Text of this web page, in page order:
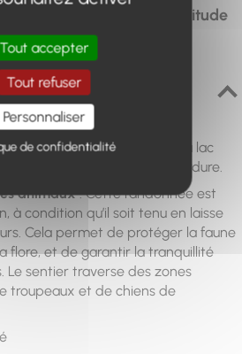
à un magnifique lac d'altitude
verdure.
de la route la plus haute
dans les pâturages jusqu'au lac
niché dans un écrin de verdure.
animaux: Cette randonnée est
à condition qu’il soit tenu en laisse
Cela permet de protéger la faune
flore, et de garantir la tranquillité
Le sentier traverse des zones
troupeaux et de chiens de
Tout accepter
Tout refuser
Personnaliser
de confidentialité